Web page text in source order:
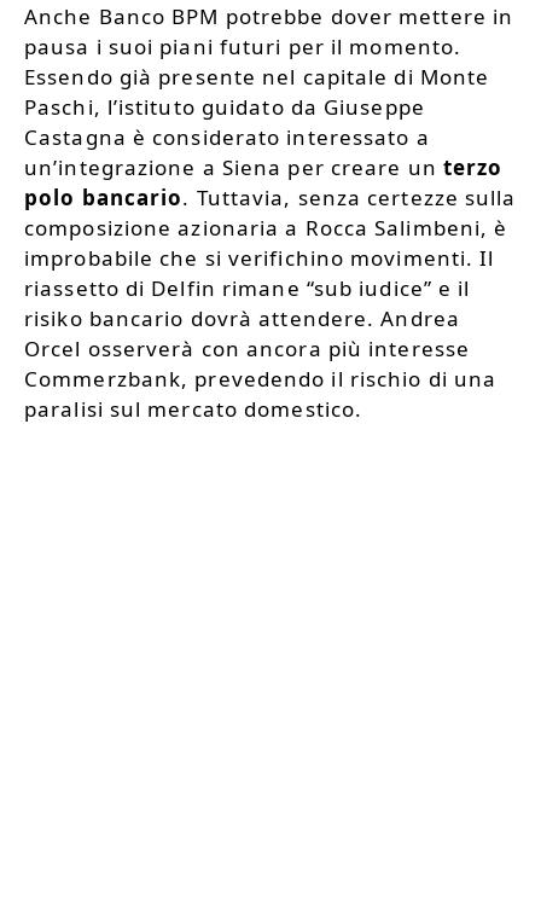
Anche Banco BPM potrebbe dover mettere in
pausa i suoi piani futuri per il momento.
Essendo già presente nel capitale di Monte
Paschi, l’istituto guidato da Giuseppe
Castagna è considerato interessato a
un’integrazione a Siena per creare un terzo
polo bancario. Tuttavia, senza certezze sulla
composizione azionaria a Rocca Salimbeni, è
improbabile che si verifichino movimenti. Il
riassetto di Delfin rimane “sub iudice” e il
risiko bancario dovrà attendere. Andrea
Orcel osserverà con ancora più interesse
Commerzbank, prevedendo il rischio di una
paralisi sul mercato domestico.